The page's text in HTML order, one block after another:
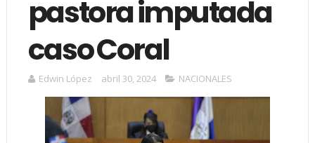
pastora imputada
caso Coral
Edwin López abril 30, 2024 NACIONALES